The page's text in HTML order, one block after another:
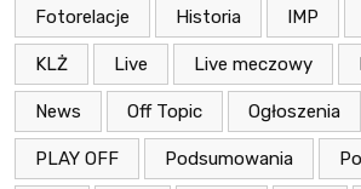
Fotorelacje Historia IMP
KLŻ Live Live meczowy
News Off Topic Ogłoszenia
PLAY OFF Podsumowania